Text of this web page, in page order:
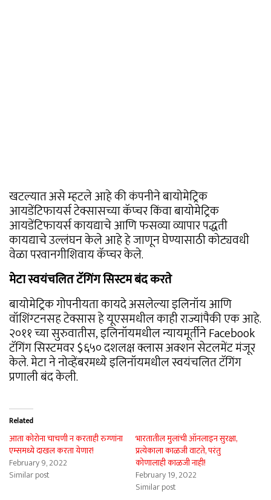
खटल्यात असे म्हटले आहे की कंपनीने बायोमेट्रिक
आयडेंटिफायर्स टेक्सासच्या कॅप्चर किंवा बायोमेट्रिक
आयडेंटिफायर्स कायद्याचे आणि फसव्या व्यापार पद्धती
कायद्याचे उल्लंघन केले आहे हे जाणून घेण्यासाठी कोट्यवधी
वेळा परवानगीशिवाय कॅप्चर केले.
मेटा स्वयंचलित टॅगिंग सिस्टम बंद करते
बायोमेट्रिक गोपनीयता कायदे असलेल्या इलिनॉय आणि
वॉशिंग्टनसह टेक्सास हे यूएसमधील काही राज्यांपैकी एक आहे.
२०११ च्या सुरुवातीस, इलिनॉयमधील न्यायमूर्तीने Facebook
टॅगिंग सिस्टमवर $६५० दशलक्ष क्लास अक्शन सेटलमेंट मंजूर
केले. मेटा ने नोव्हेंबरमध्ये इलिनॉयमधील स्वयंचलित टॅगिंग
प्रणाली बंद केली.
Related
आता कोरोना चाचणी न करताही रुग्णांना
एम्समध्ये दाखल करता येणार!
February 9, 2022
Similar post
भारतातील मुलांची ऑनलाइन सुरक्षा,
प्रत्येकाला काळजी वाटते, परंतु
कोणालाही काळजी नाही!
February 19, 2022
Similar post